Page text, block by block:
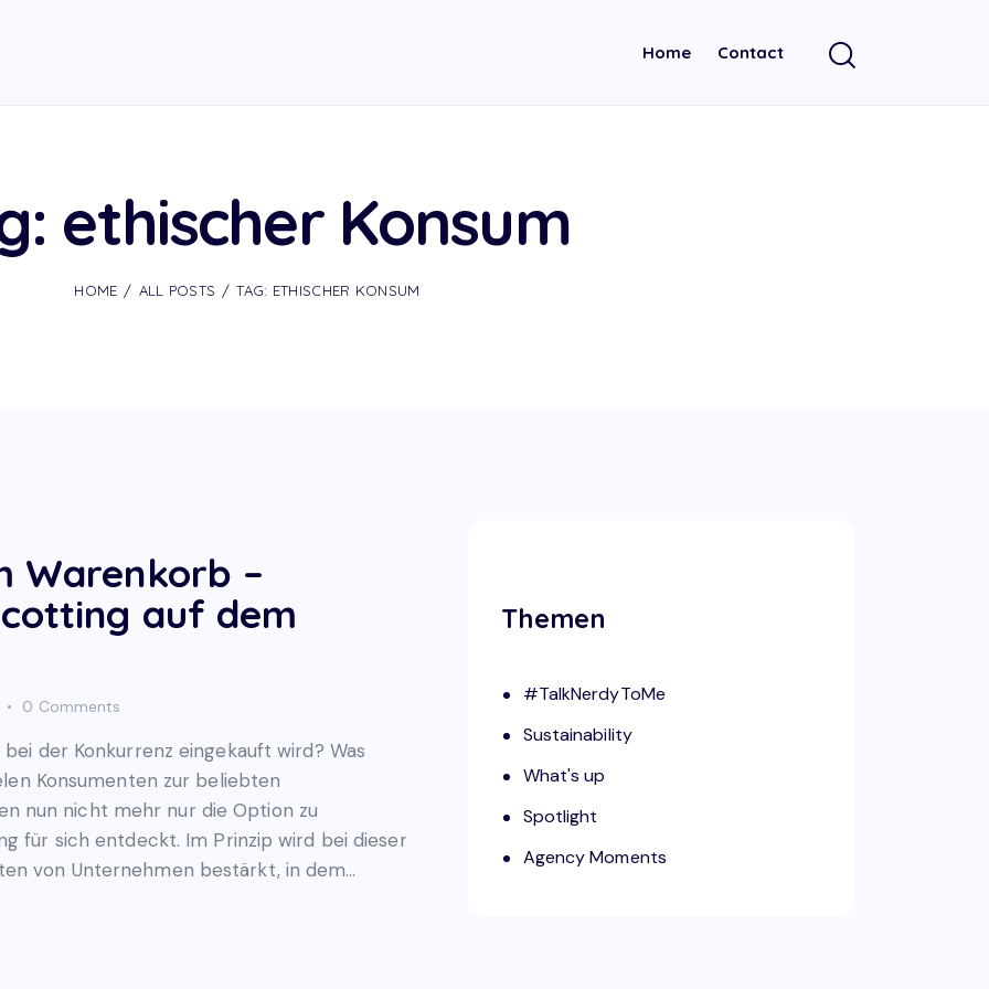
Home Contact
ethischer Konsum
HOME ALL POSTS TAG: ETHISCHER KONSUM
Warenkorb –
auf dem
0 Comments
der Konkurrenz eingekauft wird? Was
Konsumenten zur beliebten
nun nicht mehr nur die Option zu
für sich entdeckt. Im Prinzip wird bei dieser
von Unternehmen bestärkt, in dem…
Themen
#TalkNerdyToMe
Sustainability
What's up
Spotlight
Agency Moments